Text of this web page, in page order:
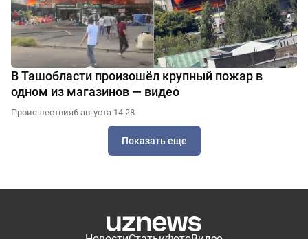
В Ташобласти произошёл крупный пожар в
одном из магазинов — видео
Происшествия6 августа 14:28
Показать еще